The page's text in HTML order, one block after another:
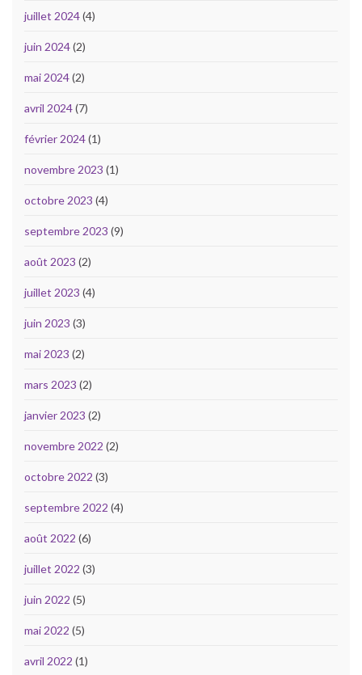
juillet 2024(4)
juin 2024(2)
mai 2024(2)
avril 2024(7)
février 2024(1)
novembre 2023 (1)
octobre 2023 (4)
septembre 2023 (9)
août 2023 (2)
juillet 2023 (4)
juin 2023 (3)
mai 2023 (2)
mars 2023 (2)
janvier 2023 (2)
novembre 2022 (2)
octobre 2022 (3)
septembre 2022 (4)
août 2022 (6)
juillet 2022 (3)
juin 2022 (5)
mai 2022 (5)
avril 2022 (1)